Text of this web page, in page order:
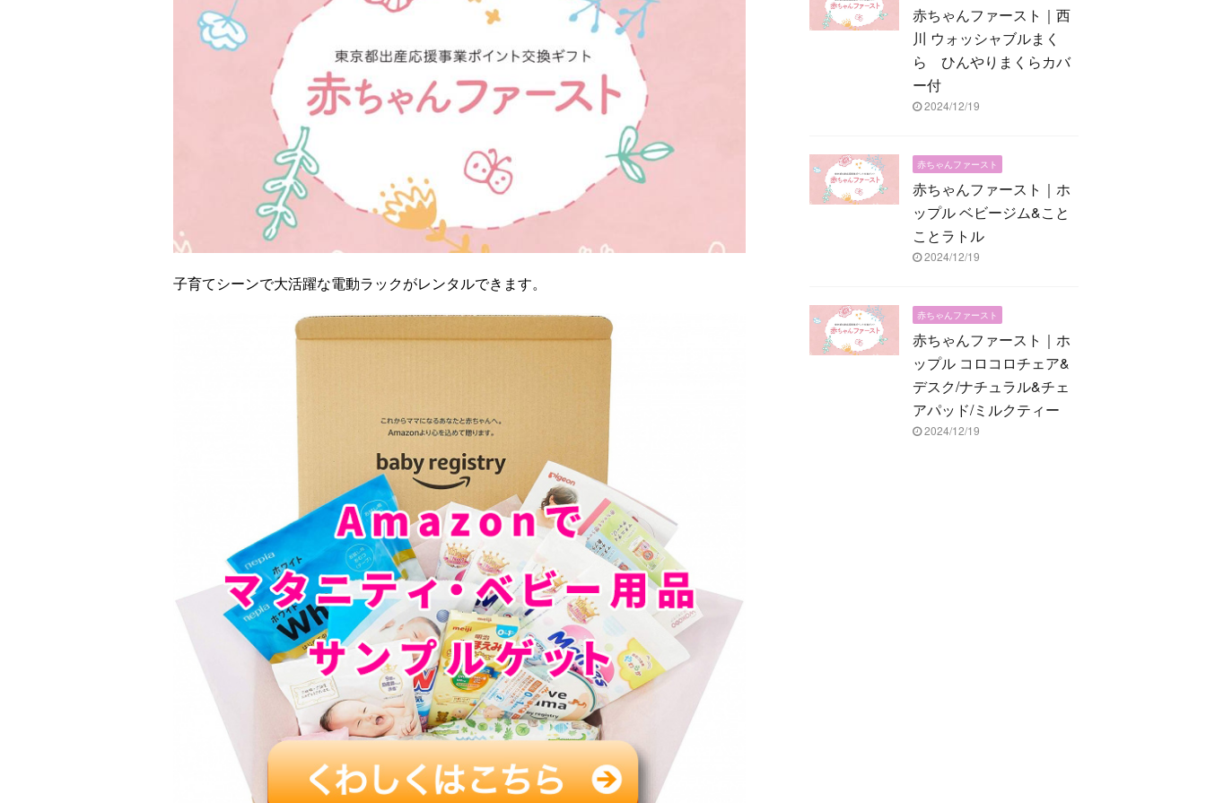
子育てシーンで大活躍な電動ラックがレンタルできます。
赤ちゃんファースト｜西
川 ウォッシャブルまく
ら ひんやりまくらカバ
ー付
2024/12/19
赤ちゃんファースト
赤ちゃんファースト｜ホ
ップル ベビージム&こと
ことラトル
2024/12/19
赤ちゃんファースト
赤ちゃんファースト｜ホ
ップル コロコロチェア&
デスク/ナチュラル&チェ
アパッド/ミルクティー
2024/12/19